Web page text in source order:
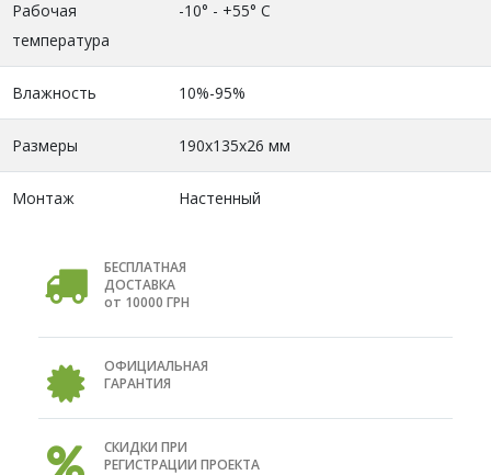
Рабочая
температура
-10° - +55° С
Влажность 10%-95%
Размеры 190х135х26 мм
Монтаж Настенный
БЕСПЛАТНАЯ
ДОСТАВКА
от 10000 ГРН
ОФИЦИАЛЬНАЯ
ГАРАНТИЯ
СКИДКИ ПРИ
РЕГИСТРАЦИИ ПРОЕКТА